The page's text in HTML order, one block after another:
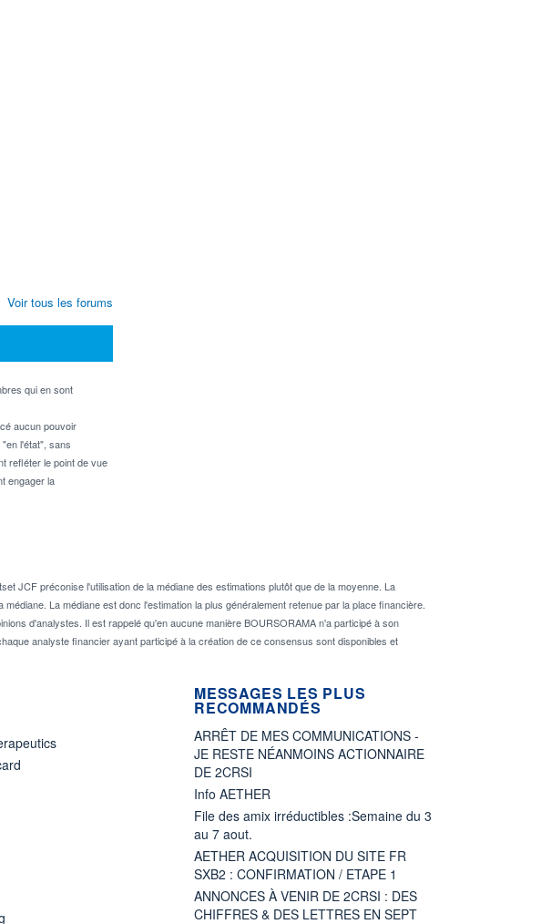
qui en sont
aucun pouvoir
l'état", sans
refléter le point de vue
engager la
Voir tous les forums
JCF préconise l'utilisation de la médiane des estimations plutôt que de la moyenne. La
La médiane est donc l'estimation la plus généralement retenue par la place financière.
d'analystes. Il est rappelé qu'en aucune manière BOURSORAMA n'a participé à son
analyste financier ayant participé à la création de ce consensus sont disponibles et
MESSAGES LES PLUS
RECOMMANDÉS
ARRÊT DE MES COMMUNICATIONS -
JE RESTE NÉANMOINS ACTIONNAIRE
DE 2CRSI
Info AETHER
File des amix irréductibles :Semaine du 3
au 7 aout.
AETHER ACQUISITION DU SITE FR
SXB2 : CONFIRMATION / ETAPE 1
ANNONCES À VENIR DE 2CRSI : DES
CHIFFRES & DES LETTRES EN SEPT